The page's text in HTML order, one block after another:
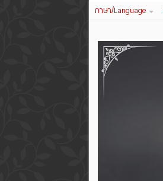
ภาษา/Language